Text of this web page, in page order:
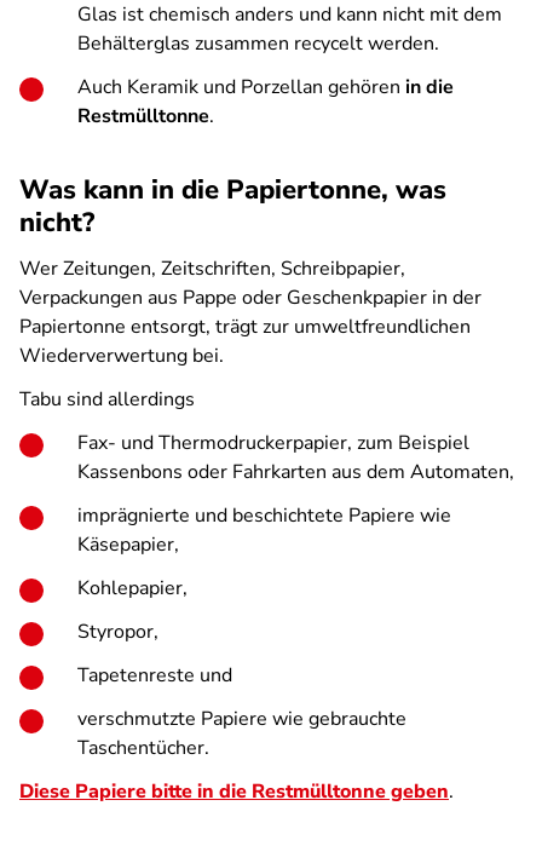
Glas ist chemisch anders und kann nicht mit dem
Behälterglas zusammen recycelt werden.
Auch Keramik und Porzellan gehören in die
Restmülltonne.
Was kann in die Papiertonne, was
nicht?
Wer Zeitungen, Zeitschriften, Schreibpapier,
Verpackungen aus Pappe oder Geschenkpapier in der
Papiertonne entsorgt, trägt zur umweltfreundlichen
Wiederverwertung bei.
Tabu sind allerdings
Fax- und Thermodruckerpapier, zum Beispiel
Kassenbons oder Fahrkarten aus dem Automaten,
imprägnierte und beschichtete Papiere wie
Käsepapier,
Kohlepapier,
Styropor,
Tapetenreste und
verschmutzte Papiere wie gebrauchte
Taschentücher.
Diese Papiere bitte in die Restmülltonne geben.